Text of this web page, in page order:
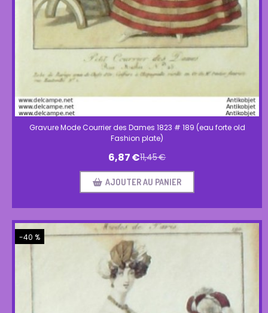
Gravure Mode Courrier des Dames 1823 # 189 (eau forte old
Fashion plate)
6,87€11,45€
AJOUTER AU PANIER
-40 %